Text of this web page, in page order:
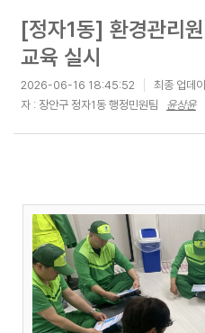
[정자1동] 환경관리
교육 실시
2026-06-16 18:45:52 최종 업데
자 : 장안구 정자1동 행정민원팀 윤상윤